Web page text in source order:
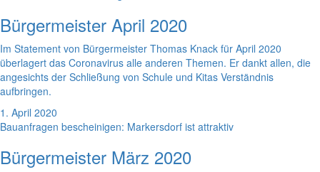
Bürgermeister April 2020
Im Statement von Bürgermeister Thomas Knack für April 2020
überlagert das Coronavirus alle anderen Themen. Er dankt allen, die
angesichts der Schließung von Schule und Kitas Verständnis
aufbringen.
1. April 2020
Bauanfragen bescheinigen: Markersdorf ist attraktiv
Bürgermeister März 2020